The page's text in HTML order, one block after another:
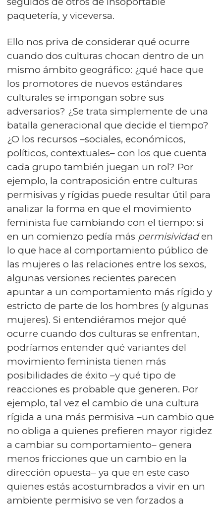
paquetería, y viceversa.
Ello nos priva de considerar qué ocurre
cuando dos culturas chocan dentro de un
mismo ámbito geográfico: ¿qué hace que
los promotores de nuevos estándares
culturales se impongan sobre sus
adversarios? ¿Se trata simplemente de una
batalla generacional que decide el tiempo?
¿O los recursos –sociales, económicos,
políticos, contextuales– con los que cuenta
cada grupo también juegan un rol? Por
ejemplo, la contraposición entre culturas
permisivas y rígidas puede resultar útil para
analizar la forma en que el movimiento
feminista fue cambiando con el tiempo: si
en un comienzo pedía más permisividaden
lo que hace al comportamiento público de
las mujeres o las relaciones entre los sexos,
algunas versiones recientes parecen
apuntar a un comportamiento más rígido y
estricto de parte de los hombres (y algunas
mujeres). Si entendiéramos mejor qué
ocurre cuando dos culturas se enfrentan,
podríamos entender qué variantes del
movimiento feminista tienen más
posibilidades de éxito –y qué tipo de
reacciones es probable que generen. Por
ejemplo, tal vez el cambio de una cultura
rígida a una más permisiva –un cambio que
no obliga a quienes prefieren mayor rigidez
a cambiar su comportamiento– genera
menos fricciones que un cambio en la
dirección opuesta– ya que en este caso
quienes estás acostumbrados a vivir en un
ambiente permisivo se ven forzados a